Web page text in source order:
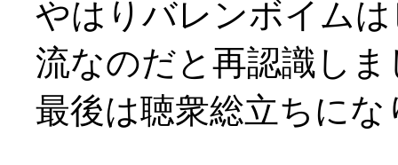
やはりバレンボイム
流なのだと再認識しま
最後は聴衆総立ちに